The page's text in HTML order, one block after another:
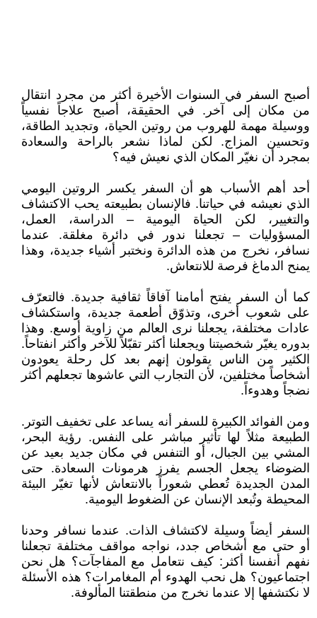
أصبح السفر في السنوات الأخيرة أكثر من مجرد انتقال
من مكان إلى آخر. في الحقيقة، أصبح علاجاً نفسياً
ووسيلة مهمة للهروب من روتين الحياة، وتجديد الطاقة،
وتحسين المزاج. لكن لماذا نشعر بالراحة والسعادة
بمجرد أن نغيّر المكان الذي نعيش فيه؟
أحد أهم الأسباب هو أن السفر يكسر الروتين اليومي
الذي نعيشه في حياتنا. فالإنسان بطبيعته يحب الاكتشاف
والتغيير، لكن الحياة اليومية – الدراسة، العمل،
المسؤوليات – تجعلنا ندور في دائرة مغلقة. عندما
نسافر، نخرج من هذه الدائرة ونختبر أشياء جديدة، وهذا
يمنح الدماغ فرصة للانتعاش.
كما أن السفر يفتح أمامنا آفاقاً ثقافية جديدة. فالتعرّف
على شعوب أخرى، وتذوّق أطعمة جديدة، واستكشاف
عادات مختلفة، يجعلنا نرى العالم من زاوية أوسع. وهذا
بدوره يغيّر شخصيتنا ويجعلنا أكثر تقبّلاً للآخر وأكثر انفتاحاً.
الكثير من الناس يقولون إنهم بعد كل رحلة يعودون
أشخاصاً مختلفين، لأن التجارب التي عاشوها تجعلهم أكثر
نضجاً وهدوءاً.
ومن الفوائد الكبيرة للسفر أنه يساعد على تخفيف التوتر.
الطبيعة مثلاً لها تأثير مباشر على النفس. رؤية البحر،
المشي بين الجبال، أو التنفس في مكان جديد بعيد عن
الضوضاء يجعل الجسم يفرز هرمونات السعادة. حتى
المدن الجديدة تُعطي شعوراً بالانتعاش لأنها تغيّر البيئة
المحيطة وتُبعد الإنسان عن الضغوط اليومية.
السفر أيضاً وسيلة لاكتشاف الذات. عندما نسافر وحدنا
أو حتى مع أشخاص جدد، نواجه مواقف مختلفة تجعلنا
نفهم أنفسنا أكثر: كيف نتعامل مع المفاجآت؟ هل نحن
اجتماعيون؟ هل نحب الهدوء أم المغامرات؟ هذه الأسئلة
لا نكتشفها إلا عندما نخرج من منطقتنا المألوفة.